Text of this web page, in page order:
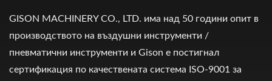
GISON MACHINERY CO., LTD. има над 50 години опит в
производството на въздушни инструменти /
пневматични инструменти и Gison е постигнал
сертификация по качествената система ISO-9001 за